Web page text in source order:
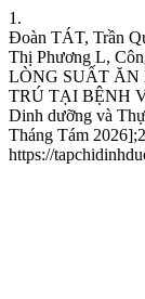
1.
Đoàn TÁT, Trần
Thị Phương L,
LÒNG SUẤT
TRÚ TẠI BỆNH
Dinh dưỡng và
Tháng Tám
https://